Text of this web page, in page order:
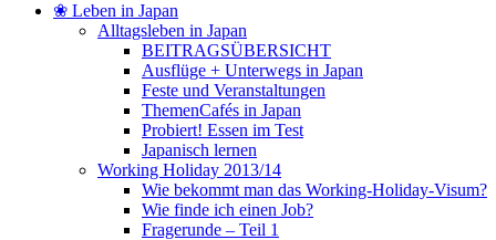
❀ Leben in Japan
Alltagsleben in Japan
BEITRAGSÜBERSICHT
Ausflüge + Unterwegs in Japan
Feste und Veranstaltungen
ThemenCafés in Japan
Probiert! Essen im Test
Japanisch lernen
Working Holiday 2013/14
Wie bekommt man das Working-Holiday-Visum?
Wie finde ich einen Job?
Fragerunde – Teil 1